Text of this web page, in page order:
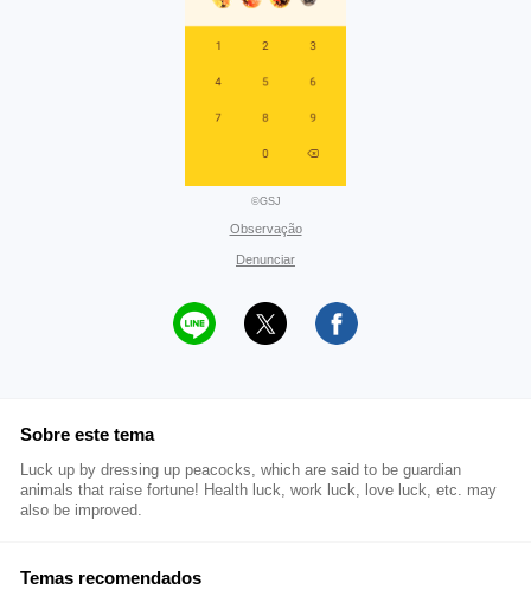
©GSJ
Observação
Denunciar
Sobre este tema
Luck up by dressing up peacocks, which are said to be guardian
animals that raise fortune! Health luck, work luck, love luck, etc. may
also be improved.
Temas recomendados